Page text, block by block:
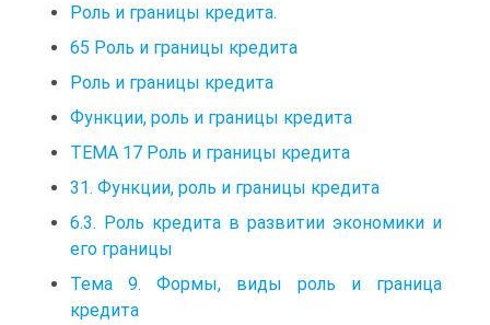
Роль и границы кредита.
65 Роль и границы кредита
Роль и границы кредита
Функции, роль и границы кредита
ТЕМА 17 Роль и границы кредита
31. Функции, роль и границы кредита
6.3. Роль кредита в развитии экономики и
его границы
Тема 9. Формы, виды роль и граница
кредита